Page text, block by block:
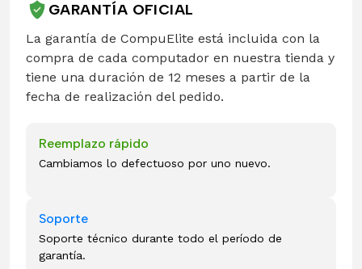
GARANTÍA OFICIAL
La garantía de CompuElite está incluida con la
compra de cada computador en nuestra tienda y
tiene una duración de 12 meses a partir de la
fecha de realización del pedido.
Reemplazo rápido
Cambiamos lo defectuoso por uno nuevo.
Soporte
Soporte técnico durante todo el período de
garantía.